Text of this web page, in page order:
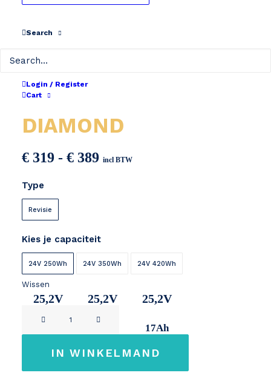
Search
Login / Register
Cart
SR SUNTOUR
DIAMOND
€ 319 - € 389Prijsklasse:
incl BTW
Type
Revisie
Kies je capaciteit
24V 250Wh
25,2V
24V 350Wh
25,2V
24V 420Wh
25,2V
17Ah
Wissen
IN WINKELMAND